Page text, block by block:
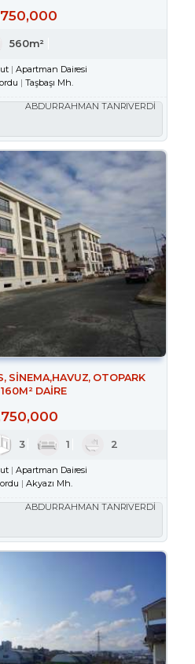
560m²
Apartman Dairesi
Taşbaşı Mh.
ABDURRAHMAN TANRIVERDİ
SİNEMA,HAVUZ, OTOPARK
DAİRE
3 1 2
Apartman Dairesi
Akyazı Mh.
ABDURRAHMAN TANRIVERDİ